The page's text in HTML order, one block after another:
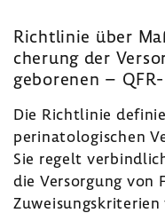
Richt­linie über
che­rung der
ge­bo­renen – QFR-
Die Richt­linie
peri­na­to­lo­gi­schen
Sie regelt
die Versor­gung von
Zuwei­sungs­kri­te­rien